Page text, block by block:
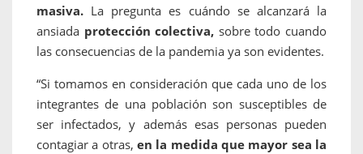
masiva. La pregunta es cuándo se alcanzará la
ansiada protección colectiva, sobre todo cuando
las consecuencias de la pandemia ya son evidentes.
“Si tomamos en consideración que cada uno de los
integrantes de una población son susceptibles de
ser infectados, y además esas personas pueden
contagiar a otras, en la medida que mayor sea la